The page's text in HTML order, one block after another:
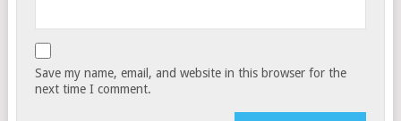
Save my name, email, and website in this browser for the
next time I comment.